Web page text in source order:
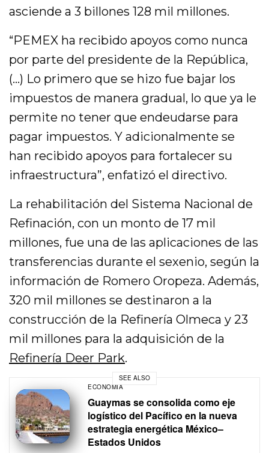
asciende a 3 billones 128 mil millones.
“PEMEX ha recibido apoyos como nunca
por parte del presidente de la República,
(…) Lo primero que se hizo fue bajar los
impuestos de manera gradual, lo que ya le
permite no tener que endeudarse para
pagar impuestos. Y adicionalmente se
han recibido apoyos para fortalecer su
infraestructura”, enfatizó el directivo.
La rehabilitación del Sistema Nacional de
Refinación, con un monto de 17 mil
millones, fue una de las aplicaciones de las
transferencias durante el sexenio, según la
información de Romero Oropeza. Además,
320 mil millones se destinaron a la
construcción de la Refinería Olmeca y 23
mil millones para la adquisición de la
Refinería Deer Park.
SEE ALSO
ECONOMÍA
Guaymas se consolida como eje
logístico del Pacífico en la nueva
estrategia energética México–
Estados Unidos